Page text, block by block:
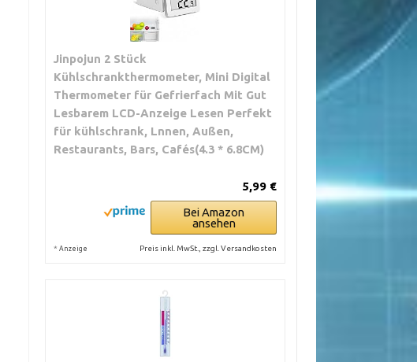
Jinpojun 2 Stück
Kühlschrankthermometer, Mini Digital
Thermometer für Gefrierfach Mit Gut
Lesbarem LCD-Anzeige Lesen Perfekt
für kühlschrank, Lnnen, Außen,
Restaurants, Bars, Cafés(4.3 * 6.8CM)
5,99 €
Bei Amazon
ansehen
* Anzeige Preis inkl. MwSt., zzgl. Versandkosten